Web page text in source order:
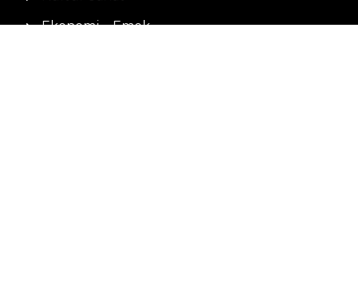
Ekonomi – Emek